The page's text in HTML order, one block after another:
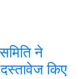
ने
किए